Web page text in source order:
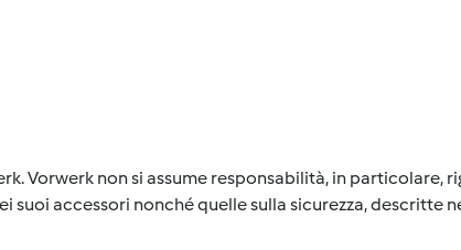
Vorwerk non si assume responsabilità, in particolare,
suoi accessori nonché quelle sulla sicurezza, descritte